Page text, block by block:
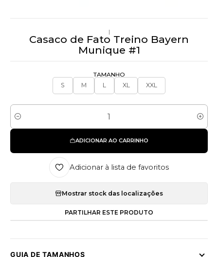
|
Casaco de Fato Treino Bayern
Munique #1
TAMANHO
S
M L XL XXL
Quantidade
ADICIONAR AO CARRINHO
Adicionar à lista de favoritos
Mostrar stock das localizações
PARTILHAR ESTE PRODUTO
GUIA DE TAMANHOS